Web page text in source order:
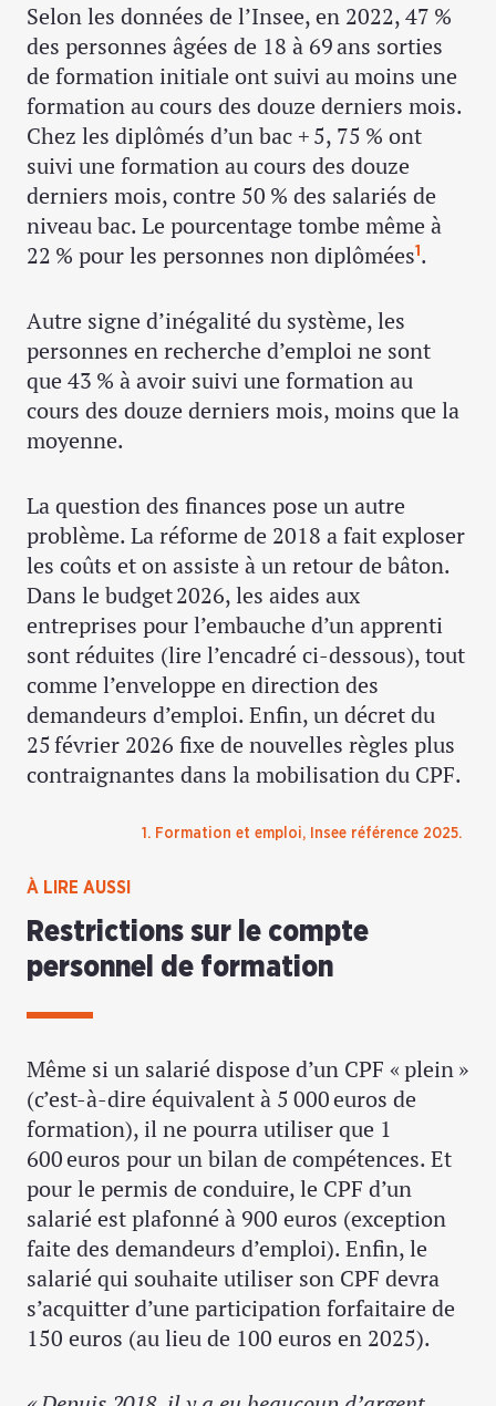
1. Formation et emploi, Insee référence 2025.
Selon les données de l’Insee, en 2022, 47 %
des personnes âgées de 18 à 69 ans sorties
de formation initiale ont suivi au moins une
formation au cours des douze derniers mois.
Chez les diplômés d’un bac + 5, 75 % ont
suivi une formation au cours des douze
derniers mois, contre 50 % des salariés de
niveau bac. Le pourcentage tombe même à
22 % pour les personnes non diplômées1 .
Autre signe d’inégalité du système, les
personnes en recherche d’emploi ne sont
que 43 % à avoir suivi une formation au
cours des douze derniers mois, moins que la
moyenne.
La question des finances pose un autre
problème. La réforme de 2018 a fait exploser
les coûts et on assiste à un retour de bâton.
Dans le budget 2026, les aides aux
entreprises pour l’embauche d’un apprenti
sont réduites (lire l’encadré ci-dessous), tout
comme l’enveloppe en direction des
demandeurs d’emploi. Enfin, un décret du
25 février 2026 fixe de nouvelles règles plus
contraignantes dans la mobilisation du CPF.
À LIRE AUSSI
Restrictions sur le compte
personnel de formation
Même si un salarié dispose d’un CPF « plein »
(c’est-à-dire équivalent à 5 000 euros de
formation), il ne pourra utiliser que 1
600 euros pour un bilan de compétences. Et
pour le permis de conduire, le CPF d’un
salarié est plafonné à 900 euros (exception
faite des demandeurs d’emploi). Enfin, le
salarié qui souhaite utiliser son CPF devra
s’acquitter d’une participation forfaitaire de
150 euros (au lieu de 100 euros en 2025).